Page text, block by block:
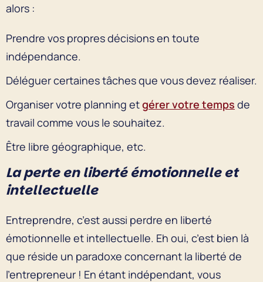
alors :
Prendre vos propres décisions en toute
indépendance.
Déléguer certaines tâches que vous devez réaliser.
Organiser votre planning etgérer votre temps de
travail comme vous le souhaitez.
Être libre géographique, etc.
La perte en liberté émotionnelle et
intellectuelle
Entreprendre, c’est aussi perdre en liberté
émotionnelle et intellectuelle. Eh oui, c’est bien là
que réside un paradoxe concernant la liberté de
l’entrepreneur ! En étant indépendant, vous